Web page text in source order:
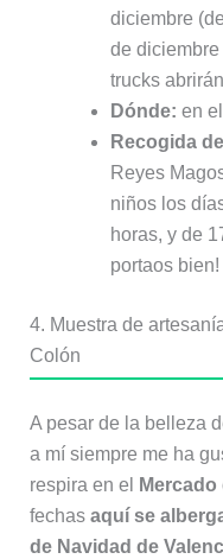
diciembre
de diciembre
trucks
Dónde: en
Recogida
Reyes
niños los
horas, y de
portaos bien!
4. Muestra de
Colón
A pesar de la belleza
a mí siempre me ha
respira en el
fechas aquí se
de Navidad de